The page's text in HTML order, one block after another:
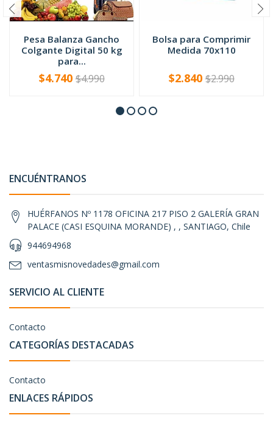
Pesa Balanza Gancho
Colgante Digital 50 kg
para...
+
$4.740$4.990
Bolsa para Comprimir
Medida 70x110
+
$2.840$2.990
ENCUÉNTRANOS
HUÉRFANOS Nº 1178 OFICINA 217 PISO 2 GALERÍA GRAN
PALACE (CASI ESQUINA MORANDE) , , SANTIAGO, Chile
944694968
ventasmisnovedades@gmail.com
SERVICIO AL CLIENTE
Contacto
CATEGORÍAS DESTACADAS
Contacto
ENLACES RÁPIDOS